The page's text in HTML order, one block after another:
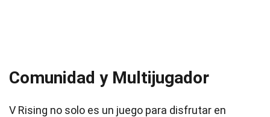
Comunidad y Multijugador
V Rising no solo es un juego para disfrutar en